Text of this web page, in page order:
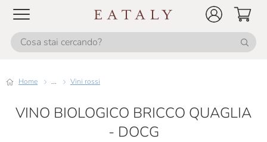
Home ... Vini rossi
VINO BIOLOGICO BRICCO QUAGLIA
- DOCG